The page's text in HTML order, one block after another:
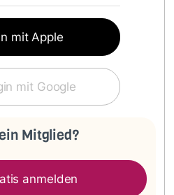
mit Apple
mit Google
Mitglied?
anmelden